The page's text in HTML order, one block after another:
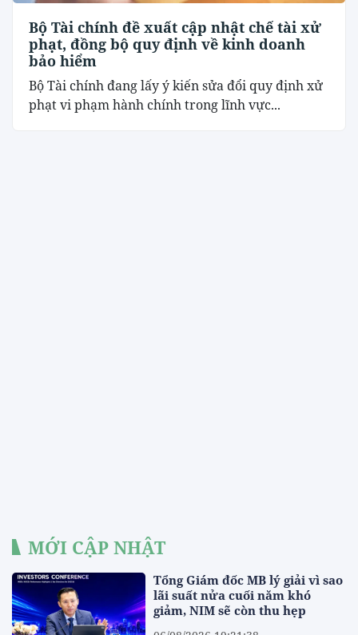
Bộ Tài chính đề xuất cập nhật chế tài xử
phạt, đồng bộ quy định về kinh doanh
bảo hiểm
Bộ Tài chính đang lấy ý kiến sửa đổi quy định xử
phạt vi phạm hành chính trong lĩnh vực...
MỚI CẬP NHẬT
Tổng Giám đốc MB lý giải vì sao
lãi suất nửa cuối năm khó
giảm, NIM sẽ còn thu hẹp